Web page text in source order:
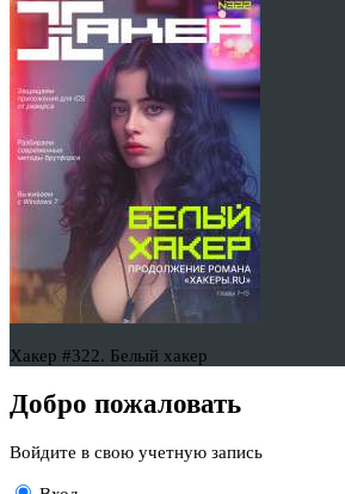
Хакер #322. Белый хакер
Добро пожаловать
Войдите в свою учетную запись